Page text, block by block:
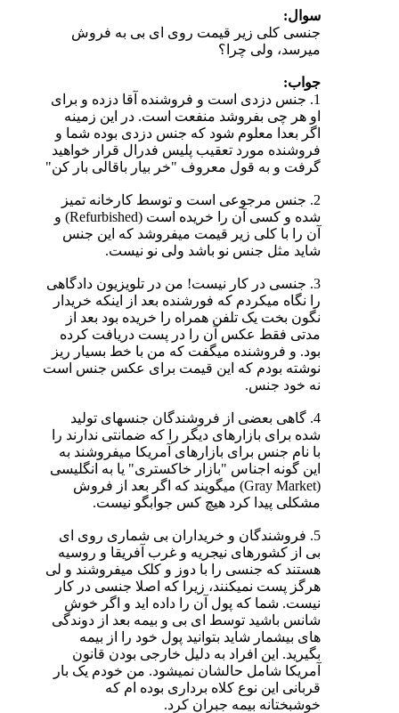
سوال:
جنسی کلی زیر قیمت روی ای بی به فروش
میرسد، ولی چرا؟
جواب:
1. جنس دزدی است و فروشنده آقا دزده و برای
او هر چی بفروشد منفعت است. در این زمینه
اگر بعدا معلوم شود که جنس دزدی بوده شما و
فروشنده مورد تعقیب پلیس فدرال قرار خواهید
گرفت و به قول معروف "خر بیار باقالی بار کن"
2. جنس مرجوعی است و توسط کارخانه تمیز
شده و کسی آن را خریده است (Refurbished) و
آن را با کلی زیر قیمت میفروشد که این جنس
شاید مثل جنس نو باشد ولی نو نیست.
3. جنسی در کار نیست! من در تلویزیون دادگاهی
را نگاه میکردم که فورشنده بعد از اینکه خریدار
نگون بخت یک تلفن همراه را خریده بود بعد از
مدتی فقط عکس آن را در پست دریافت کرده
بود. و فروشنده میگفت که من با خط بسیار ریز
نوشته بودم که این قیمت برای عکس جنس است
نه خود جنس.
4. گاهی بعضی از فروشندگان جنسهای تولید
شده برای بازارهای دیگر را که ضمانتی ندارند را
با نام جنس برای بازارهای آمریکا میفروشند به
این گونه اجناس "بازار خاکستری" یا به انگلیسی
(Gray Market) میگویند که اگر بعد از فروش
مشکلی پیدا کرد هیچ کس جوابگو نیست.
5. فروشندگان و خریداران بی شماری روی ای
بی از کشورهای نیجریه و غرب آفریقا و روسیه
هستند که جنسی را با دوز و کلک میفروشند و لی
هرگز پست نمیکنند، زیرا که اصلا جنسی در کار
نیست. شما که پول آن را داده اید و اگر خوش
شانس باشید توسط ای بی و بیمه بعد از دوندگی
های بیشمار شاید بتوانید پول خود را از بیمه
بگیرید. این افراد به دلیل خارجی بودن قانون
آمریکا شامل حالشان نمیشود. من خودم یک بار
قربانی این نوع کلاه برداری بوده ام که
خوشبختانه بیمه جبران کرد.